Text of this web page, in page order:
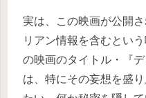
実は、この映画が公開
リアン情報を含むとい
の映画のタイトル・『
は、特にその妄想を盛